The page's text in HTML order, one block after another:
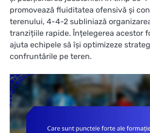
promovează fluiditatea ofensivă și
terenului, 4-4-2 subliniază
tranzițiile rapide. Înțelegerea acestor
ajuta echipele să își optimizeze
confruntările pe teren.